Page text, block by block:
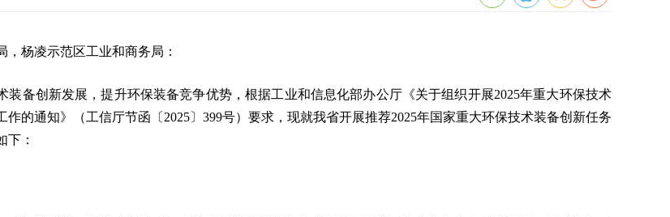
，杨凌示范区工业和商务局：
装备创新发展，提升环保装备竞争优势，根据工业和信息化部办公厅《关于组织开展2025年重大环保技术
作的通知》（工信厅节函〔2025〕399号）要求，现就我省开展推荐2025年国家重大环保技术装备创新任务
下：